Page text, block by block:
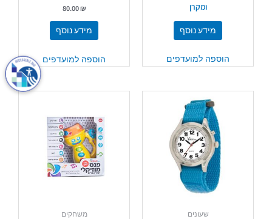
ומקרן
מידע נוסף
הוספה למועדפים
80.00₪
מידע נוסף
הוספה למועדפים
שעונים משחקים